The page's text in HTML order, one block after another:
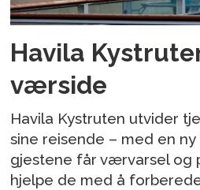
Havila
værside
Havila Kystruten utvider
sine reisende – med en
gjestene får værvarsel og
hjelpe de med å